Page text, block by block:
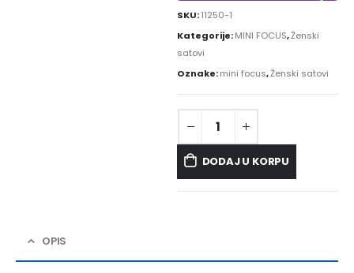
SKU:11250-1
Kategorije:MINI FOCUS,Ženski
satovi
Oznake:mini focus,Ženski satovi
DODAJ U KORPU
OPIS